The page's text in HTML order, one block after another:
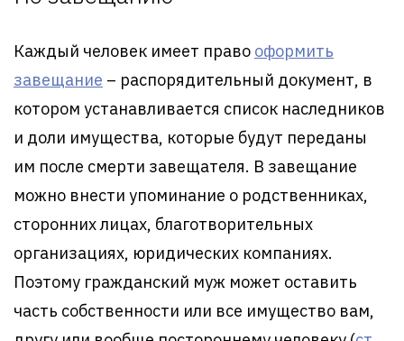
Каждый человек имеет право оформить
завещание – распорядительный документ, в
котором устанавливается список наследников
и доли имущества, которые будут переданы
им после смерти завещателя. В завещание
можно внести упоминание о родственниках,
сторонних лицах, благотворительных
организациях, юридических компаниях.
Поэтому гражданский муж может оставить
часть собственности или все имущество вам,